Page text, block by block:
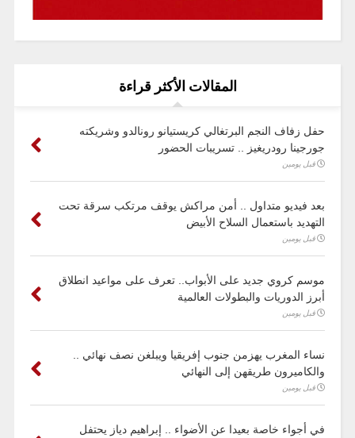
المقالات الأكثر قراءة
حفل زفاف النجم البرتغالي كريستيانو رونالدو وشريكته
جورجينا رودريغيز .. تسريبات الحضور
قبل يومين
بعد فيديو متداول .. أمن مراكش يوقف مرتكب سرقة تحت
التهديد باستعمال السلاح الأبيض
قبل يومين
موسم كروي جديد على الأبواب.. تعرف على مواعيد انطلاق
أبرز الدوريات والبطولات العالمية
قبل يومين
نساء المغرب يهزمن جنوب إفريقيا ويبلغن نصف نهائي ..
والكاميرون طريقهن إلى النهائي
قبل يومين
في أجواء خاصة بعيدا عن الأضواء .. إبراهيم دياز يحتفل